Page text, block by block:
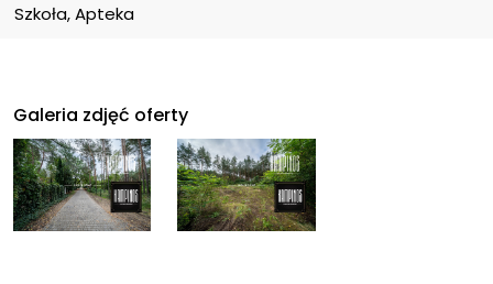
Szkoła, Apteka
Galeria zdjęć oferty